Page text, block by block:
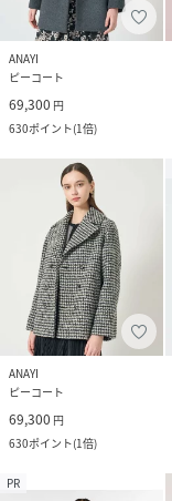
ANAYI
ピーコート
69,300 円
630ポイント(1倍)
ANAYI
ピーコート
69,300 円
630ポイント(1倍)
PR